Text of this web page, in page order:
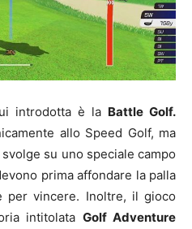
introdotta è la Battle Golf.
allo Speed Golf, ma
su uno speciale campo
prima affondare la palla
vincere. Inoltre, il gioco
intitolata Golf Adventure